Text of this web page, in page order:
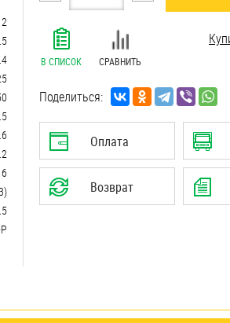
2
6
В СПИСОК СРАВНИТЬ
Поделиться:
Оплата
Возврат